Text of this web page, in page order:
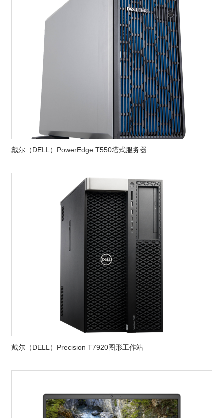
戴尔（DELL）PowerEdge T550塔式服务器
戴尔（DELL）Precision T7920图形工作站